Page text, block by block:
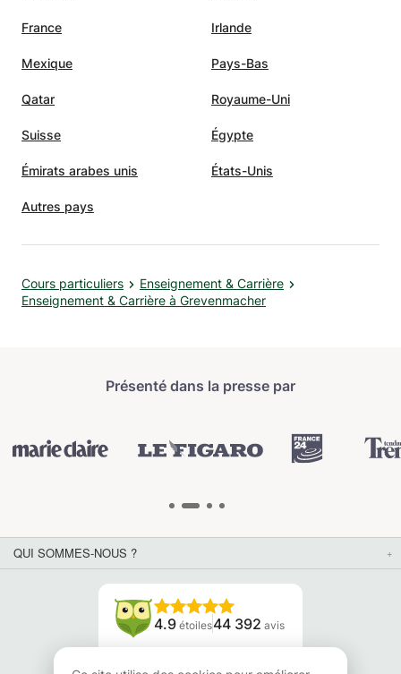
France Irlande
Mexique Pays-Bas
Qatar Royaume-Uni
Suisse Égypte
Émirats arabes unis États-Unis
Autres pays
Cours particuliers
Enseignement & Carrière
Enseignement & Carrière à Grevenmacher
Présenté dans la presse par
QUI SOMMES-NOUS ?
4.9 étoiles44 392 avis